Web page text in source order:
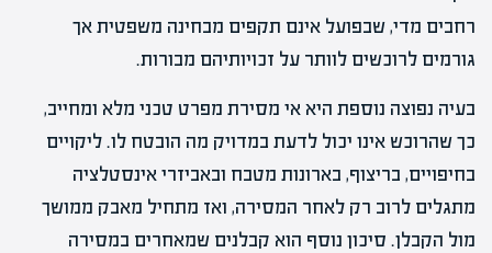
רחבים מדי, שבפועל אינם תקפים מבחינה משפטית אך
גורמים לרוכשים לוותר על זכויותיהם מבורות.
בעיה נפוצה נוספת היא אי מסירת מפרט טכני מלא ומחייב,
כך שהרוכש אינו יכול לדעת במדויק מה הובטח לו. ליקויים
בחיפויים, בריצוף, בארונות מטבח ובאביזרי אינסטלציה
מתגלים לרוב רק לאחר המסירה, ואז מתחיל מאבק ממושך
מול הקבלן. סיכון נוסף הוא קבלנים שמאחרים במסירה